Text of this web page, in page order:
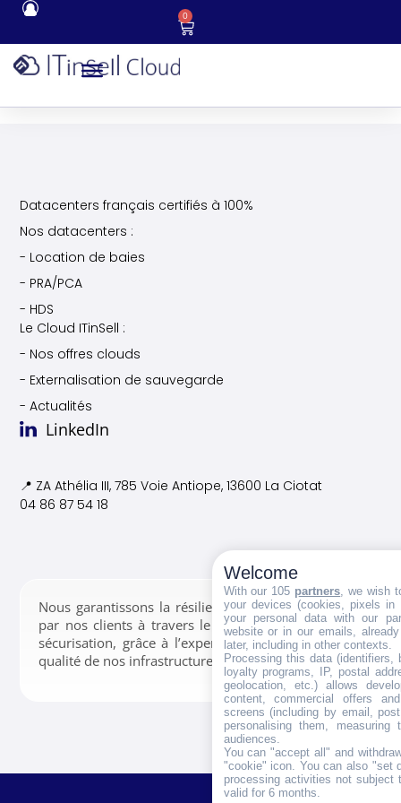
0
Datacenters français certifiés à 100%
Nos datacenters :
- Location de baies
- PRA/PCA
- HDS
Le Cloud ITinSell :
- Nos offres clouds
- Externalisation de sauvegarde
- Actualités
LinkedIn
📍 ZA Athélia III, 785 Voie Antiope, 13600 La Ciotat
04 86 87 54 18
Nous garantissons la résilience des données confiées
par nos clients à travers le stockage, la gestion et la
sécurisation, grâce à l’expertise de nos équipes et la
qualité de nos infrastructures.
Welcome
With our 105 partners , we wish
your devices (cookies, pixels
your personal data with our
website or in our emails,
later, including in other contexts.
Processing this data (identifiers,
loyalty programs, IP, postal
geolocation, etc.) allows
content, commercial offers
screens (including by email,
personalising them, measuring
audiences.
You can "accept all" and
"cookie" icon . You can also "set
processing activities not subject
valid for 6 months.